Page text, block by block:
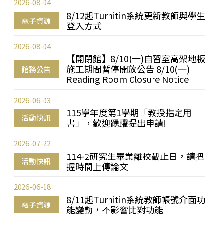
電子資源
8/12起Turnitin系統更新教師與學生
登入方式
2026-08-04
館務公告
【開閉館】8/10(一)自習室高架地板
施工期間暫停開放公告 8/10(一)
Reading Room Closure Notice
2026-08-04
活動快訊
115學年度第1學期「教授指定用
書」，歡迎踴躍提出申請!
2026-06-03
活動快訊
114-2研究生畢業離校截止日，請把
握時間上傳論文
2026-07-22
電子資源
8/11起Turnitin系統教師帳號介面功
能變動，不影響比對功能
2026-06-18